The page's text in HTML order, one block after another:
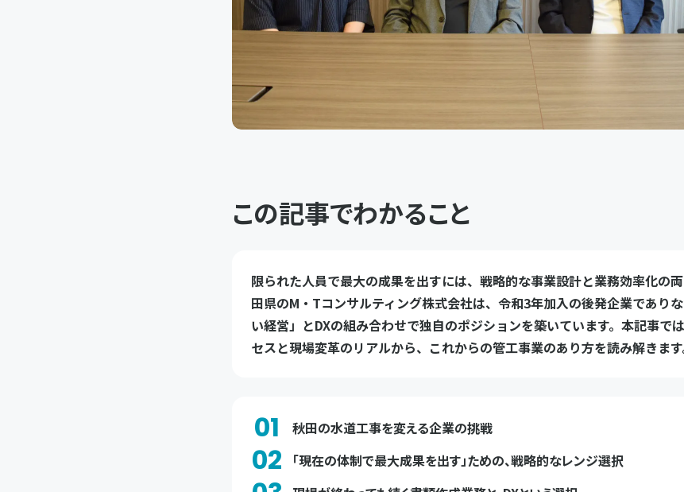
この記事でわかること
限られた人員で最大の成果を出すには、戦略的な事業設計と業務効率化の
田県のM・Tコンサルティング株式会社は、令和3年加入の後発企業であり
い経営」とDXの組み合わせで独自のポジションを築いています。本記事で
セスと現場変革のリアルから、これからの管工事業のあり方を読み解きます
01 秋田の水道工事を変える企業の挑戦
02 「現在の体制で最大成果を出す」ための、戦略的なレンジ選択